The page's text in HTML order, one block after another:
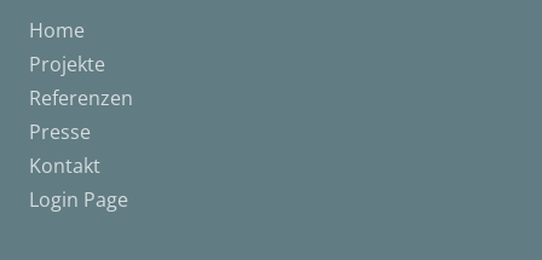
Home
Projekte
Referenzen
Presse
Kontakt
Login Page